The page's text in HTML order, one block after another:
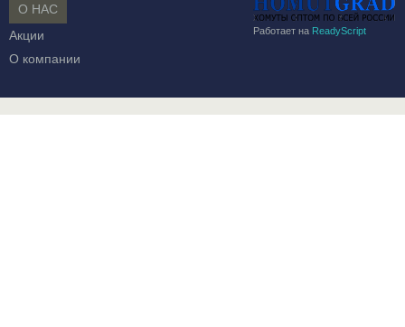
Работает на ReadyScript
О НАС
Акции
О компании